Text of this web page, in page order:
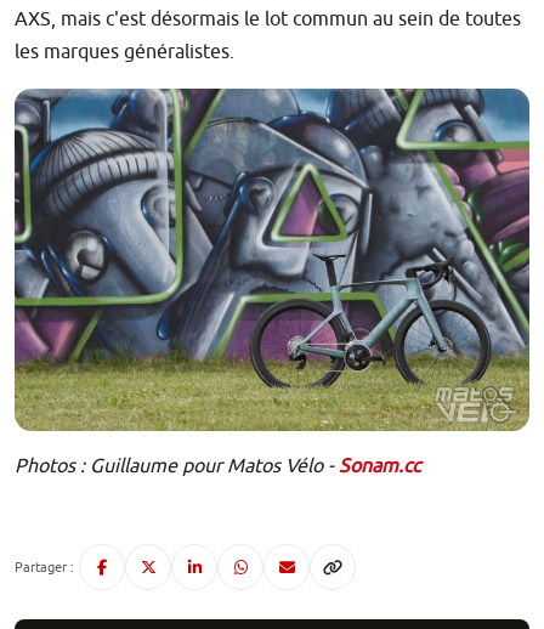
AXS, mais c'est désormais le lot commun au sein de toutes
les marques généralistes.
Photos : Guillaume pour Matos Vélo -Sonam.cc
Partager :